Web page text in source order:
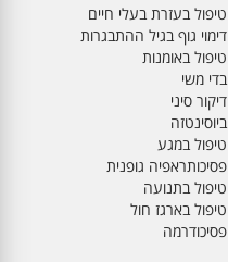
טיפול בעזרת בעלי חיים
דימוי גוף בגיל ההתבגרות
טיפול באומנות
בדי משי
דיקור סיני
ביוסינטזה
טיפול במגע
פסיכותראפיה גופנית
טיפול בתנועה
טיפול בארגז חול
פסיכודרמה